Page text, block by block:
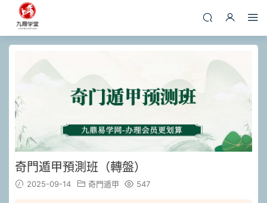
奇門遁甲預測班（轉盤）
2025-09-14 奇門遁甲 547